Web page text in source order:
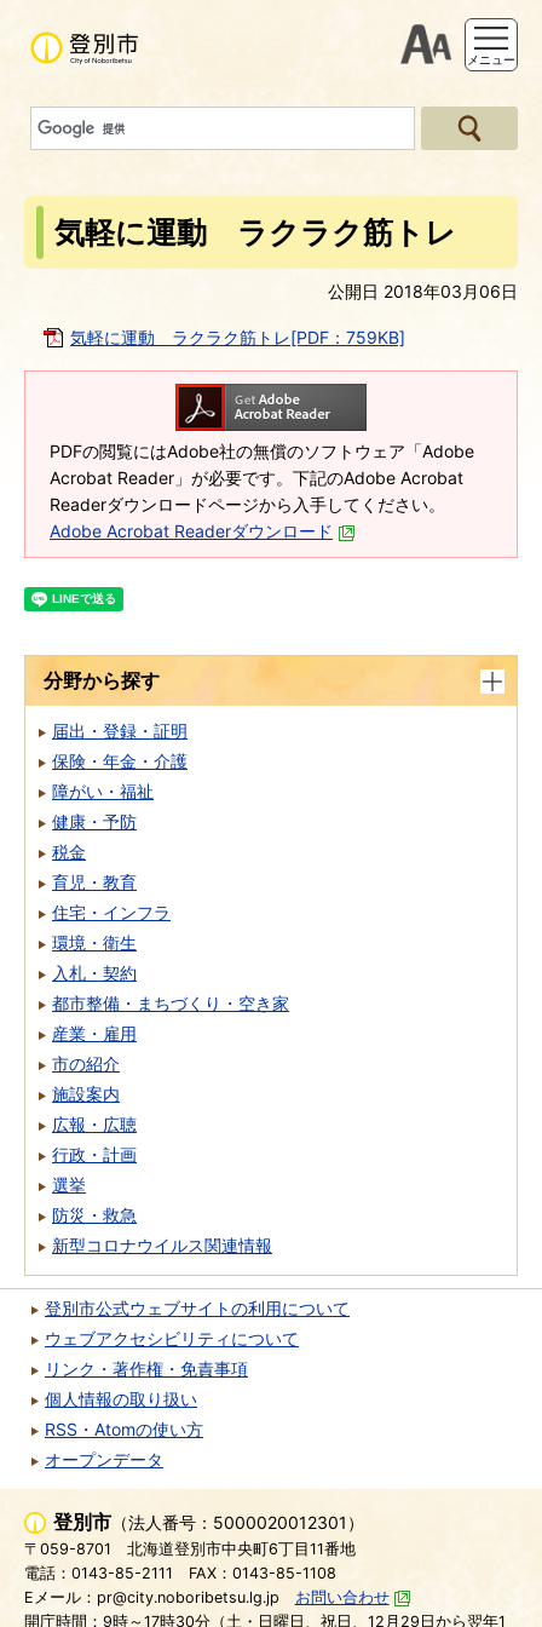
支援ツー
メニュー
気軽に運動 ラクラク筋トレ
公開日 2018年03月06日
気軽に運動 ラクラク筋トレ[PDF：759KB]
PDFの閲覧にはAdobe社の無償のソフトウェア「Adobe
Acrobat Reader」が必要です。下記のAdobe Acrobat
Readerダウンロードページから入手してください。
Adobe Acrobat Readerダウンロード
分野から探す
届出・登録・証明
保険・年金・介護
障がい・福祉
健康・予防
税金
育児・教育
住宅・インフラ
環境・衛生
入札・契約
都市整備・まちづくり・空き家
産業・雇用
市の紹介
施設案内
広報・広聴
行政・計画
選挙
防災・救急
新型コロナウイルス関連情報
登別市公式ウェブサイトの利用について
ウェブアクセシビリティについて
リンク・著作権・免責事項
個人情報の取り扱い
RSS・Atomの使い方
オープンデータ
登別市 （法人番号：5000020012301）
〒059-8701
北海道登別市中央町6丁目11番地
電話：0143-85-2111
FAX：0143-85-1108
Eメール：pr@city.noboribetsu.lg.jp
お問い合わせ
開庁時間：9時～17時30分（土・日曜日、祝日、12月29日から翌年1